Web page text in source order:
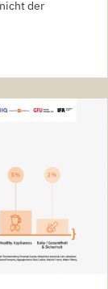
der